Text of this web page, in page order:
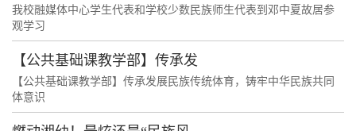
我校融媒体中心学生代表和学校少数民族师生代表到邓中夏故居参
观学习
【公共基础课教学部】传承发
【公共基础课教学部】传承发展民族传统体育，铸牢中华民族共同
体意识